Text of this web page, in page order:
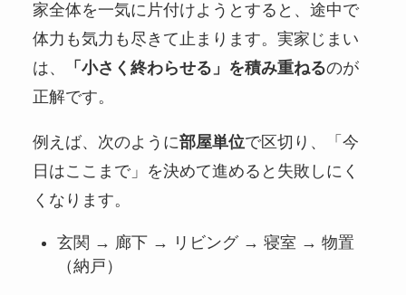
家全体を一気に片付けようとすると、途中で
体力も気力も尽きて止まります。実家じまい
は、
「小さく終わらせる」を積み重ねるのが
正解です。
例えば、次のように部屋単位で区切り、「今
日はここまで」を決めて進めると失敗しにく
くなります。
玄関 → 廊下 → リビング → 寝室 → 物置
（納戸）